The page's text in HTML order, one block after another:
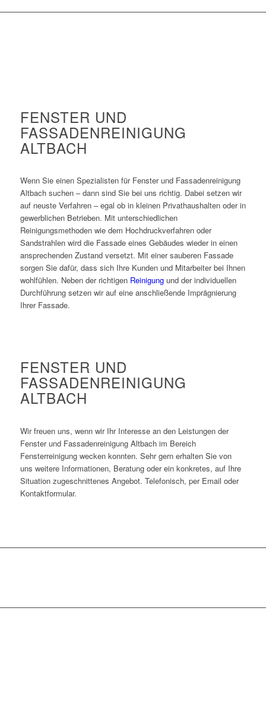
FENSTER UND
FASSADENREINIGUNG
ALTBACH
Wenn Sie einen Spezialisten für Fenster und Fassadenreinigung
Altbach suchen – dann sind Sie bei uns richtig. Dabei setzen wir
auf neuste Verfahren – egal ob in kleinen Privathaushalten oder in
gewerblichen Betrieben. Mit unterschiedlichen
Reinigungsmethoden wie dem Hochdruckverfahren oder
Sandstrahlen wird die Fassade eines Gebäudes wieder in einen
ansprechenden Zustand versetzt. Mit einer sauberen Fassade
sorgen Sie dafür, dass sich Ihre Kunden und Mitarbeiter bei Ihnen
wohlfühlen. Neben der richtigen Reinigung und der individuellen
Durchführung setzen wir auf eine anschließende Imprägnierung
Ihrer Fassade.
FENSTER UND
FASSADENREINIGUNG
ALTBACH
Wir freuen uns, wenn wir Ihr Interesse an den Leistungen der
Fenster und Fassadenreinigung Altbach im Bereich
Fensterreinigung wecken konnten. Sehr gern erhalten Sie von
uns weitere Informationen, Beratung oder ein konkretes, auf Ihre
Situation zugeschnittenes Angebot. Telefonisch, per Email oder
Kontaktformular.